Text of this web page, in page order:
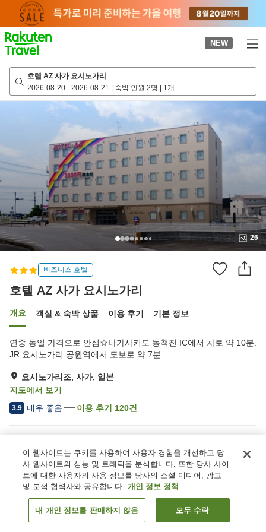
page
NEW
호텔 AZ 사가 요시노가리
2026-08-20 - 2026-08-21 | 숙박 인원 2명 | 1개
26
비즈니스 호텔
호텔 AZ 사가 요시노가리
개요 객실 & 숙박 상품 이용 후기 기본 정보
연중 동일 가격으로 안심☆나가사키도 동척진 IC에서 차로 약 10분.
JR 요시노가리 공원역에서 도보로 약 7분
요시노가리조, 사가, 일본
지도에서 보기
3.9 매우 좋음 이용 후기 120건
주차장
레스토랑
자동판매기
세탁 (유료)
객실 보기
이 웹사이트는 쿠키를 사용하여 사용자 경험을 개선하고 당
사 웹사이트의 성능 및 트래픽을 분석합니다. 또한 당사 사이
트에 대한 사용자의 사용 정보를 당사의 소셜 미디어, 광고
및 분석 협력사와 공유합니다. 개인 정보 정책
내 개인 정보를 판매하지 않음 모두 수락